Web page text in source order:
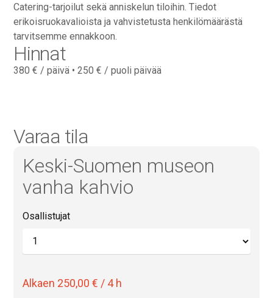
Catering-tarjoilut sekä anniskelun tiloihin. Tiedot
erikoisruokavalioista ja vahvistetusta henkilömäärästä
tarvitsemme ennakkoon.
Hinnat
380 € / päivä • 250 € / puoli päivää
Varaa tila